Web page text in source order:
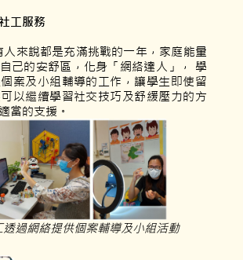
工服務
來說都是充滿挑戰的一年，家庭能量
己的安舒區，化身「網絡達人」， 學
案及小組輔導的工作，讓學生即使留
以繼續學習社交技巧及舒緩壓力的方
當的支援。
透過網絡提供個案輔導及小組活動